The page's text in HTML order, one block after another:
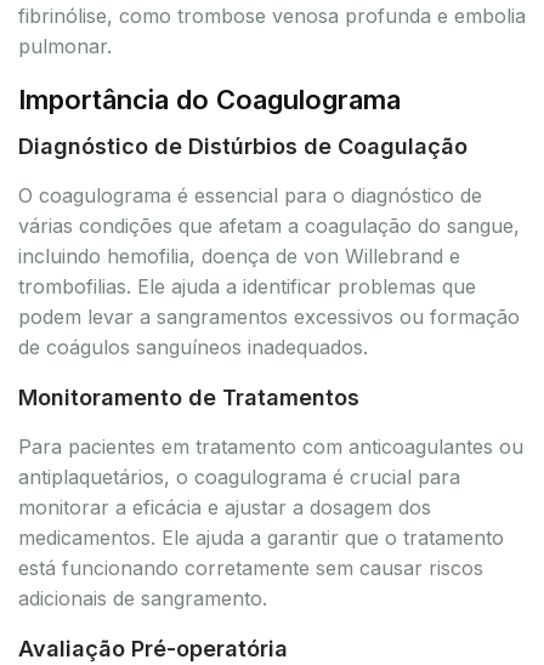
fibrinólise, como trombose venosa profunda e embolia
pulmonar.
Importância do Coagulograma
Diagnóstico de Distúrbios de Coagulação
O coagulograma é essencial para o diagnóstico de
várias condições que afetam a coagulação do sangue,
incluindo hemofilia, doença de von Willebrand e
trombofilias. Ele ajuda a identificar problemas que
podem levar a sangramentos excessivos ou formação
de coágulos sanguíneos inadequados.
Monitoramento de Tratamentos
Para pacientes em tratamento com anticoagulantes ou
antiplaquetários, o coagulograma é crucial para
monitorar a eficácia e ajustar a dosagem dos
medicamentos. Ele ajuda a garantir que o tratamento
está funcionando corretamente sem causar riscos
adicionais de sangramento.
Avaliação Pré-operatória